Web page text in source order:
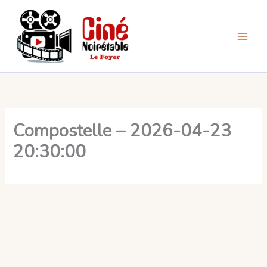
contenu
Compostelle – 2026-04-23
20:30:00